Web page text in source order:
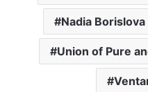
Nadia Borislova
Union of Pure